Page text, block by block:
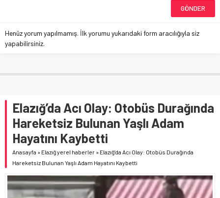
Henüz yorum yapılmamış. İlk yorumu yukarıdaki form aracılığıyla siz
yapabilirsiniz.
Elazığ’da Acı Olay: Otobüs Durağında
Hareketsiz Bulunan Yaşlı Adam
Hayatını Kaybetti
Anasayfa » Elazığ yerel haberler » Elazığ’da Acı Olay: Otobüs Durağında
Hareketsiz Bulunan Yaşlı Adam Hayatını Kaybetti